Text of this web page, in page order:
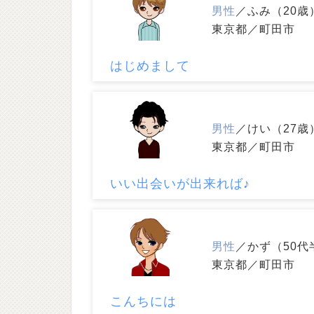
男性 ／ふみ（20歳
東京都／町田市
はじめまして
男性 ／けい（27歳
東京都／町田市
いい出会いが出来れば♪
男性 ／かず（50代
東京都／町田市
こんちには